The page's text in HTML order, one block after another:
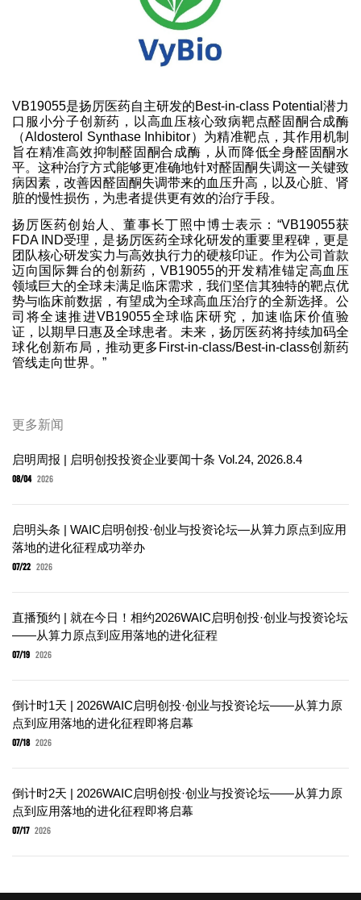
VB19055是扬厉医药自主研发的Best-in-class Potential潜力
口服小分子创新药，以高血压核心致病靶点醛固酮合成酶
（Aldosterol Synthase Inhibitor）为精准靶点，其作用机制
旨在精准高效抑制醛固酮合成酶，从而降低全身醛固酮水
平。这种治疗方式能够更准确地针对醛固酮失调这一关键致
病因素，改善因醛固酮失调带来的血压升高，以及心脏、肾
脏的慢性损伤，为患者提供更有效的治疗手段。
扬厉医药创始人、董事长丁照中博士表示：“VB19055获
FDA IND受理，是扬厉医药全球化研发的重要里程碑，更是
团队核心研发实力与高效执行力的硬核印证。作为公司首款
迈向国际舞台的创新药，VB19055的开发精准锚定高血压
领域巨大的全球未满足临床需求，我们坚信其独特的靶点优
势与临床前数据，有望成为全球高血压治疗的全新选择。公
司将全速推进VB19055全球临床研究，加速临床价值验
证，以期早日惠及全球患者。未来，扬厉医药将持续加码全
球化创新布局，推动更多First-in-class/Best-in-class创新药
管线走向世界。”
更多新闻
启明周报 | 启明创投投资企业要闻十条 Vol.24, 2026.8.4
08/04 2026
启明头条 | WAIC启明创投·创业与投资论坛—从算力原点到应用
落地的进化征程成功举办
07/22 2026
直播预约 | 就在今日！相约2026WAIC启明创投·创业与投资论坛
——从算力原点到应用落地的进化征程
07/19 2026
倒计时1天 | 2026WAIC启明创投·创业与投资论坛——从算力原
点到应用落地的进化征程即将启幕
07/18 2026
倒计时2天 | 2026WAIC启明创投·创业与投资论坛——从算力原
点到应用落地的进化征程即将启幕
07/17 2026